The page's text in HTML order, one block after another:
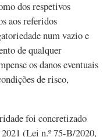
dos respetivos
aos referidos
num vazio e
de qualquer
os danos eventuais
de risco,
foi concretizado
(Lei n.º 75-B/2020,